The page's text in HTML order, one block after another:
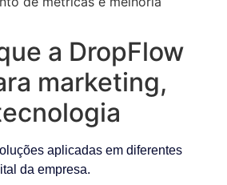
a DropFlow
marketing,
aplicadas em diferentes
da empresa.